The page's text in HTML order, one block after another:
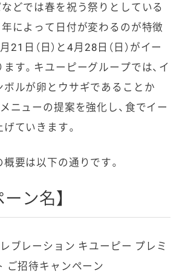
どでは春を祝う祭りとしている
年によって日付が変わるのが特徴
21日（日）と4月28日（日）がイー
す。キユーピーグループでは、イ
ボルが卵とウサギであることか
ニューの提案を強化し、食でイー
ていきます。
要は以下の通りです。
ン名】
ブレーション キユーピー プレミ
ご招待キャンペーン